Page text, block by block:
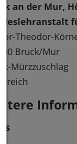
an der Mur,
Theodor-
Bruck/Mur
Mürzzuschlag